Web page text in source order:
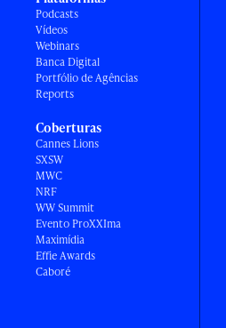
Podcasts
Vídeos
Webinars
Banca Digital
Portfólio de Agências
Reports
Coberturas
Cannes Lions
SXSW
MWC
NRF
WW Summit
Evento ProXXIma
Maximídia
Effie Awards
Caboré